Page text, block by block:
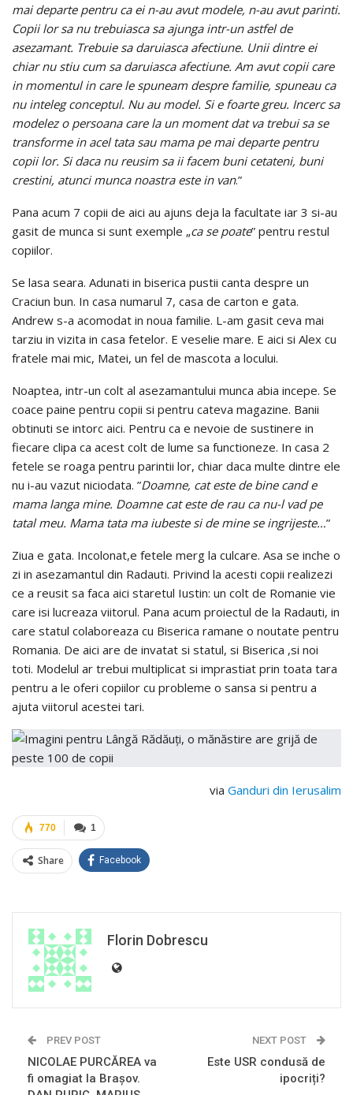
mai departe pentru ca ei n-au avut modele, n-au avut parinti.
Copii lor sa nu trebuiasca sa ajunga intr-un astfel de
asezamant. Trebuie sa daruiasca afectiune. Unii dintre ei
chiar nu stiu cum sa daruiasca afectiune. Am avut copii care
in momentul in care le spuneam despre familie, spuneau ca
nu inteleg conceptul. Nu au model. Si e foarte greu. Incerc sa
modelez o persoana care la un moment dat va trebui sa se
transforme in acel tata sau mama pe mai departe pentru
copii lor. Si daca nu reusim sa ii facem buni cetateni, buni
crestini, atunci munca noastra este in van.”
Pana acum 7 copii de aici au ajuns deja la facultate iar 3 si-au
gasit de munca si sunt exemple „ca se poate” pentru restul
copiilor.
Se lasa seara. Adunati in biserica pustii canta despre un
Craciun bun. In casa numarul 7, casa de carton e gata.
Andrew s-a acomodat in noua familie. L-am gasit ceva mai
tarziu in vizita in casa fetelor. E veselie mare. E aici si Alex cu
fratele mai mic, Matei, un fel de mascota a locului.
Noaptea, intr-un colt al asezamantului munca abia incepe. Se
coace paine pentru copii si pentru cateva magazine. Banii
obtinuti se intorc aici. Pentru ca e nevoie de sustinere in
fiecare clipa ca acest colt de lume sa functioneze. In casa 2
fetele se roaga pentru parintii lor, chiar daca multe dintre ele
nu i-au vazut niciodata. ”Doamne, cat este de bine cand e
mama langa mine. Doamne cat este de rau ca nu-l vad pe
tatal meu. Mama tata ma iubeste si de mine se ingrijeste…”
Ziua e gata. Incolonat,e fetele merg la culcare. Asa se inche o
zi in asezamantul din Radauti. Privind la acesti copii realizezi
ce a reusit sa faca aici staretul Iustin: un colt de Romanie vie
care isi lucreaza viitorul. Pana acum proiectul de la Radauti, in
care statul colaboreaza cu Biserica ramane o noutate pentru
Romania. De aici are de invatat si statul, si Biserica ,si noi
toti. Modelul ar trebui multiplicat si imprastiat prin toata tara
pentru a le oferi copiilor cu probleme o sansa si pentru a
ajuta viitorul acestei tari.
via Ganduri din Ierusalim
1
770
Share Facebook
Florin Dobrescu
PREV POST
NICOLAE PURCĂREA va
fi omagiat la Braşov.
NEXT POST
Este USR condusă de
ipocriți?